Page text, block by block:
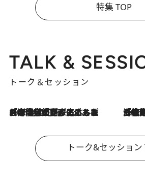
特集 TOP
TALK &
トーク＆セッション
2026.8.3
「今後値上げがあるとすれば…」「リスクがあるのは今年の冬」エネルギー専門家が語る、ホルムズ海峡封鎖が家庭にもたらす“ある心配” 「住宅建てられない…」「サーチャージ料の高値が続
トーク&セッション